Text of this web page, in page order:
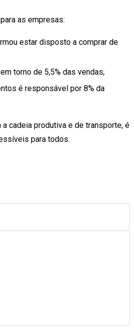
as empresas:
estar disposto a comprar de
torno de 5,5% das vendas;
é responsável por 8% da
cadeia produtiva e de transporte, é
para todos.